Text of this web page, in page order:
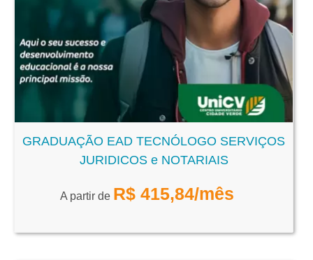
GRADUAÇÃO EAD TECNÓLOGO SERVIÇOS
JURIDICOS e NOTARIAIS
A partir de R$ 415,84/mês